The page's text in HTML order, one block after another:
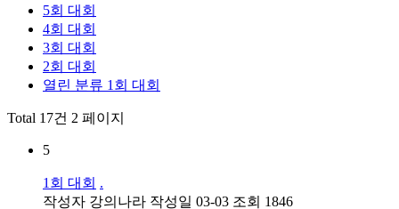
5회 대회
4회 대회
3회 대회
2회 대회
열린 분류 1회 대회
Total 17건 2 페이지
5
1회 대회 .
작성자 강의나라 작성일 03-03 조회 1846